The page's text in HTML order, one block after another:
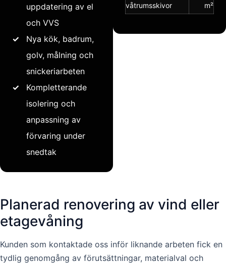
uppdatering av el
och VVS
✓
Nya kök, badrum,
golv, målning och
snickeriarbeten
✓
Kompletterande
isolering och
anpassning av
förvaring under
snedtak
våtrumsskivor
m²
Planerad renovering av vind eller
etagevåning
Kunden som kontaktade oss inför liknande arbeten fick en
tydlig genomgång av förutsättningar, materialval och